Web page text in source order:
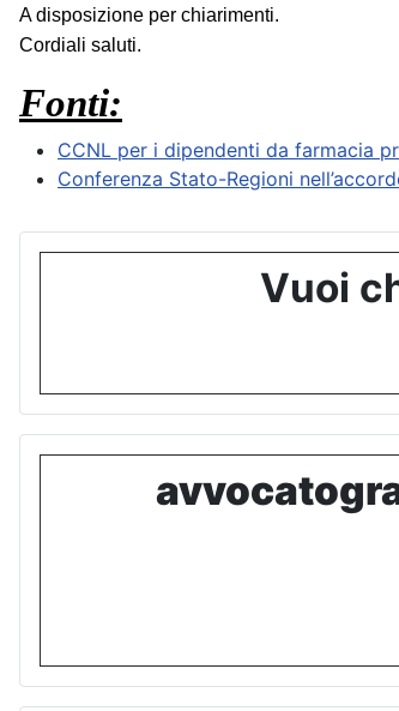
A disposizione per chiarimenti.
Cordiali saluti.
Fonti:
CCNL per i dipendenti da farmacia
Conferenza Stato-Regioni
Vuoi